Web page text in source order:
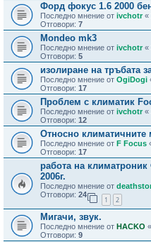
Форд фокус 1.6 2000
Последно мнение от ivchotr«
Отговори: 7
Mondeo mk3
Последно мнение от ivchotr «
Отговори: 5
изолиране на тръбата
Последно мнение от OgiDogi
Отговори: 17
Проблем с климатик
Последно мнение от ivchotr «
Отговори: 12
Относно
Последно мнение от F Focus
Отговори: 17
работа на
2006г.
Последно мнение от
Отговори: 24
1 2
Мигачи, звук.
Последно мнение от HACKO «
Отговори: 9